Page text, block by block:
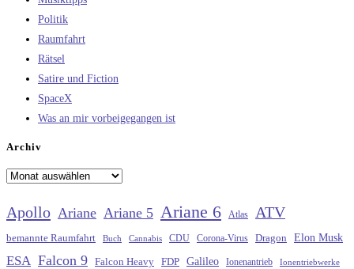
Politik
Raumfahrt
Rätsel
Satire und Fiction
SpaceX
Was an mir vorbeigegangen ist
Archiv
Archiv
Apollo Ariane Ariane 5 Ariane 6 Atlas ATV
bemannte Raumfahrt Buch Cannabis CDU Corona-Virus Dragon Elon Musk
ESA Falcon 9 Falcon Heavy FDP Galileo Ionenantrieb Ionentriebwerke